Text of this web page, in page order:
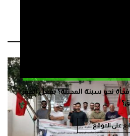
نحو سبتة المحتلة؟ بفعل الفقر
على الموقع
والابتكار